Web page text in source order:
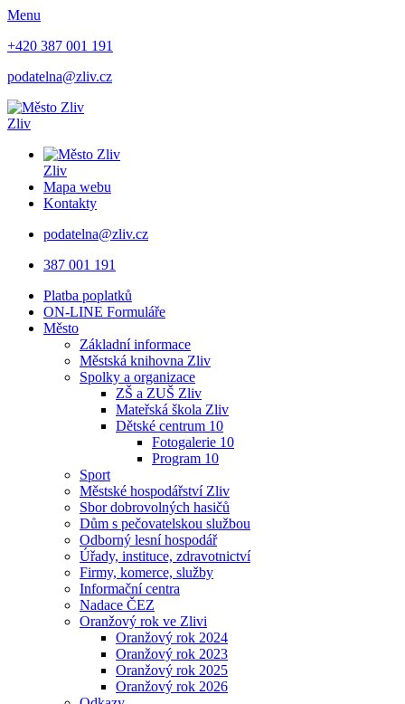
Menu
+420 387 001 191
podatelna@zliv.cz
Zliv
Zliv
Mapa webu
Kontakty
podatelna@zliv.cz
387 001 191
Platba poplatků
ON-LINE Formuláře
Město
Základní informace
Městská knihovna Zliv
Spolky a organizace
ZŠ a ZUŠ Zliv
Mateřská škola Zliv
Dětské centrum 10
Fotogalerie 10
Program 10
Sport
Městské hospodářství Zliv
Sbor dobrovolných hasičů
Dům s pečovatelskou službou
Odborný lesní hospodář
Úřady, instituce, zdravotnictví
Firmy, komerce, služby
Informační centra
Nadace ČEZ
Oranžový rok ve Zlivi
Oranžový rok 2024
Oranžový rok 2023
Oranžový rok 2025
Oranžový rok 2026